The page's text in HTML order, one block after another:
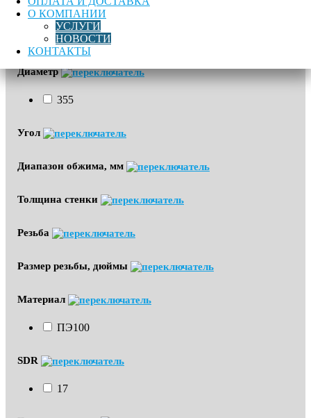
О КОМПАНИИ
УСЛУГИ
НОВОСТИ
КОНТАКТЫ
Водоснабжение
Газоснабжение
Диаметр
355
Угол
Диапазон обжима, мм
Толщина стенки
Резьба
Размер резьбы, дюймы
Материал
ПЭ100
SDR
17